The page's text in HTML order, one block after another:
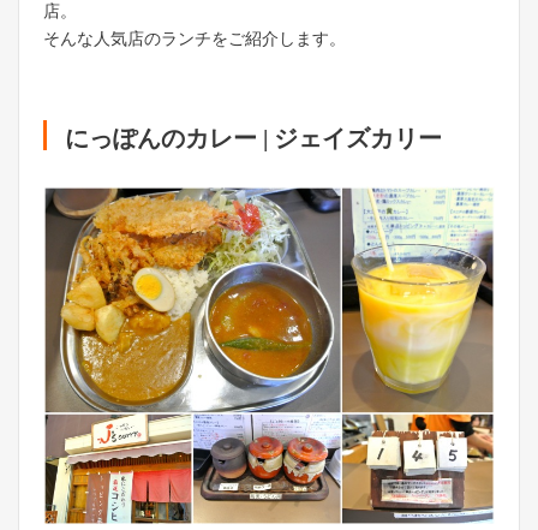
店。
そんな人気店のランチをご紹介します。
にっぽんのカレー | ジェイズカリー